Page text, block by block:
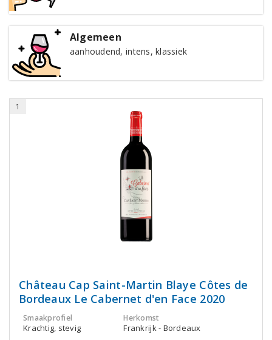
Algemeen
aanhoudend, intens, klassiek
1
Château Cap Saint-Martin Blaye Côtes de
Bordeaux Le Cabernet d'en Face 2020
Smaakprofiel
Krachtig, stevig
Herkomst
Frankrijk - Bordeaux